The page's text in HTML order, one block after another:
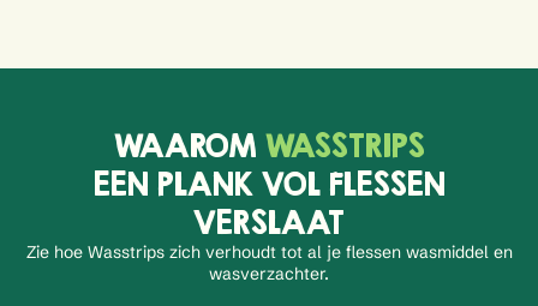
WAAROM WASSTRIPS
EEN PLANK VOL FLESSEN
VERSLAAT
Zie hoe Wasstrips zich verhoudt tot al je flessen wasmiddel en
wasverzachter.